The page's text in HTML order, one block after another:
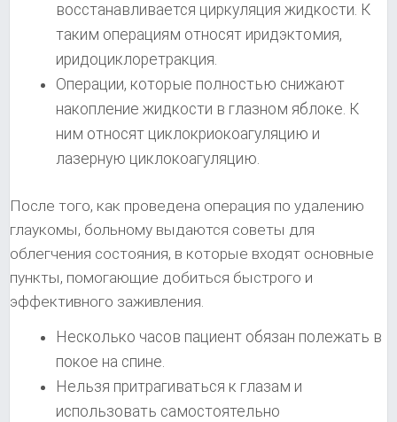
восстанавливается циркуляция жидкости. К
таким операциям относят иридэктомия,
иридоциклоретракция.
Операции, которые полностью снижают
накопление жидкости в глазном яблоке. К
ним относят циклокриокоагуляцию и
лазерную циклокоагуляцию.
После того, как проведена операция по удалению
глаукомы, больному выдаются советы для
облегчения состояния, в которые входят основные
пункты, помогающие добиться быстрого и
эффективного заживления.
Несколько часов пациент обязан полежать в
покое на спине.
Нельзя притрагиваться к глазам и
использовать самостоятельно